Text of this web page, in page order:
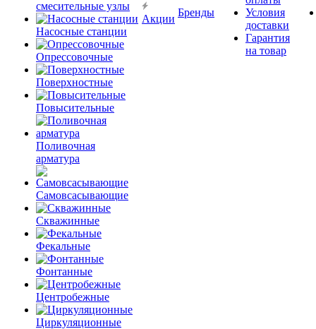
смесительные узлы
Насосные станции
Опрессовочные
Поверхностные
Повысительные
Поливочная
арматура
Самовсасывающие
Скважинные
Фекальные
Фонтанные
Центробежные
Циркуляционные
Акции
Бренды
Условия
доставки
Гарантия
на товар